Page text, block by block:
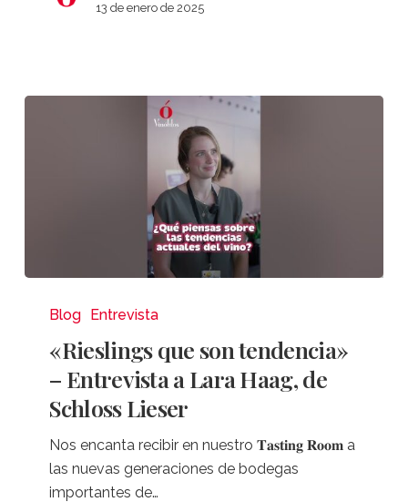
Pacalet 13 de enero de 2025
tendencia»
Entrevista
Lara
Haag,
Blog Entrevista
«Rieslings que son tendencia»
– Entrevista a Lara Haag, de
Schloss Lieser
Nos encanta recibir en nuestro 𝐓𝐚𝐬𝐭𝐢𝐧𝐠 𝐑𝐨𝐨𝐦 a
las nuevas generaciones de bodegas
importantes de…